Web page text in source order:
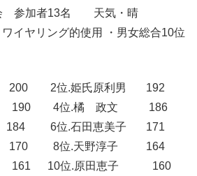
参加者13名 天気・晴
イヤリング的使用
​​​・ 男女総合10位
2位.姫氏原利男 192
190 4位.橘 政文 186
6位.石田恵美子 171
8位.天野淳子 164
161 10位.原田恵子 160